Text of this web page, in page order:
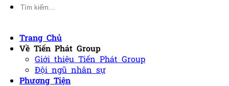
Tìm
Trang Chủ
Về Tiến Phát Group
Giới thiệu Tiến Phát Group
Đội ngũ nhân sự
Phương Tiện